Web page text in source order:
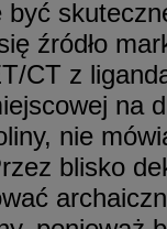
źródło
CT z
na
nie
blisko